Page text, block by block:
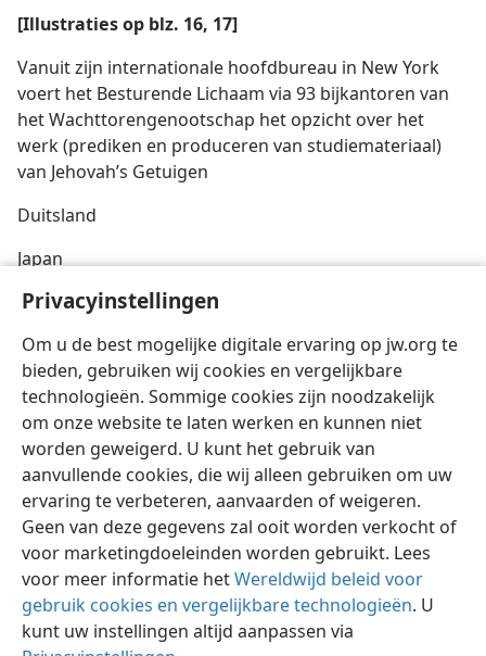
Privacyinstellingen
Om u de best mogelijke digitale ervaring op jw.org te
bieden, gebruiken wij cookies en vergelijkbare
technologieën. Sommige cookies zijn noodzakelijk
om onze website te laten werken en kunnen niet
worden geweigerd. U kunt het gebruik van
aanvullende cookies, die wij alleen gebruiken om uw
ervaring te verbeteren, aanvaarden of weigeren.
Geen van deze gegevens zal ooit worden verkocht of
voor marketingdoeleinden worden gebruikt. Lees
voor meer informatie hetWereldwijd beleid voor
gebruik cookies en vergelijkbare technologieën. U
kunt uw instellingen altijd aanpassen via
[Illustraties op blz. 16, 17]
Vanuit zijn internationale hoofdbureau in New York
voert het Besturende Lichaam via 93 bijkantoren van
het Wachttorengenootschap het opzicht over het
werk (prediken en produceren van studiemateriaal)
van Jehovah’s Getuigen
Duitsland
Japan
Zuid-Afrika
Brazilië
Nederlands Delen Instellingen
Copyright © 2026 Watch Tower Bible and Tract Society of Pennsylvania
Gebruiksvoorwaarden Privacybeleid
Privacyinstellingen
JW.ORG
Inloggen